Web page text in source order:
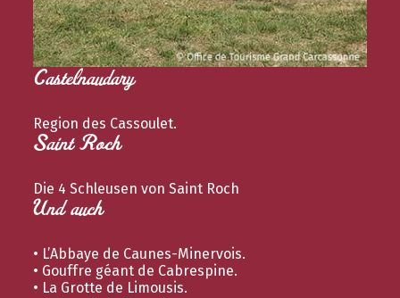
Castelnaudary
Region des Cassoulet.
Saint Roch
Die 4 Schleusen von Saint Roch
Und auch
• L’Abbaye de Caunes-Minervois.
• Gouffre géant de Cabrespine.
• La Grotte de Limousis.